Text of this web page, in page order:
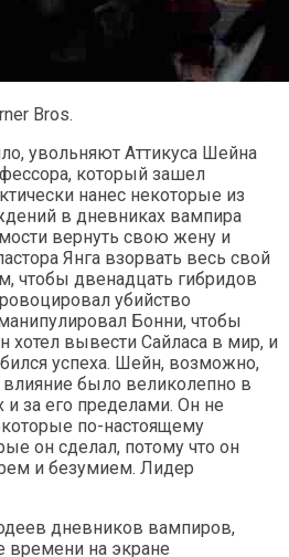
Bros.
увольняют Аттикуса Шейна
который зашел
нанес некоторые из
в дневниках вампира
вернуть свою жену и
Янга взорвать весь свой
чтобы двенадцать гибридов
убийство
Бонни, чтобы
хотел вывести Сайласа в мир, и
успеха. Шейн, возможно,
влияние было великолепно в
и за его пределами. Он не
по-настоящему
он сделал, потому что он
и безумием. Лидер